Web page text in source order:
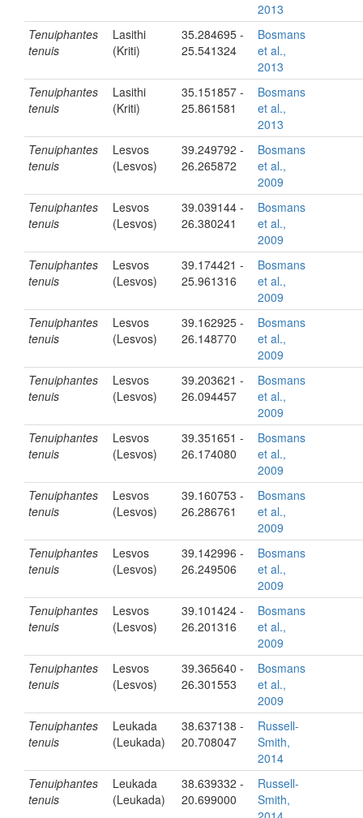
2013
Tenuiphantes
tenuis
Lasithi
(Kriti)
35.284695 -
25.541324
Bosmans
et al.,
2013
Tenuiphantes
tenuis
Lasithi
(Kriti)
35.151857 -
25.861581
Bosmans
et al.,
2013
Tenuiphantes
tenuis
Lesvos
(Lesvos)
39.249792 -
26.265872
Bosmans
et al.,
2009
Tenuiphantes
tenuis
Lesvos
(Lesvos)
39.039144 -
26.380241
Bosmans
et al.,
2009
Tenuiphantes
tenuis
Lesvos
(Lesvos)
39.174421 -
25.961316
Bosmans
et al.,
2009
Tenuiphantes
tenuis
Lesvos
(Lesvos)
39.162925 -
26.148770
Bosmans
et al.,
2009
Tenuiphantes
tenuis
Lesvos
(Lesvos)
39.203621 -
26.094457
Bosmans
et al.,
2009
Tenuiphantes
tenuis
Lesvos
(Lesvos)
39.351651 -
26.174080
Bosmans
et al.,
2009
Tenuiphantes
tenuis
Lesvos
(Lesvos)
39.160753 -
26.286761
Bosmans
et al.,
2009
Tenuiphantes
tenuis
Lesvos
(Lesvos)
39.142996 -
26.249506
Bosmans
et al.,
2009
Tenuiphantes
tenuis
Lesvos
(Lesvos)
39.101424 -
26.201316
Bosmans
et al.,
2009
Tenuiphantes
tenuis
Lesvos
(Lesvos)
39.365640 -
26.301553
Bosmans
et al.,
2009
Tenuiphantes
tenuis
Leukada
(Leukada)
38.637138 -
20.708047
Russell-
Smith,
2014
Tenuiphantes
tenuis
Leukada
(Leukada)
38.639332 -
20.699000
Russell-
Smith,